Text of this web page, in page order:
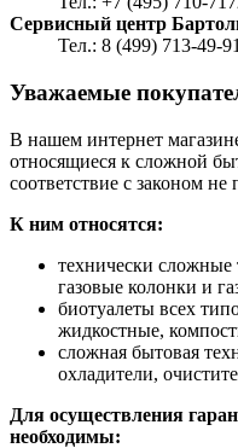
Сервисный центр
Тел.: 8 (499) 713-49-91
Уважаемые
В нашем интернет
относящиеся к сложной
соответствие с законом не
К ним относятся:
технически сложные
газовые колонки и
биотуалеты всех
жидкостные,
сложная бытовая
охладители,
Для осуществления
необходимы: